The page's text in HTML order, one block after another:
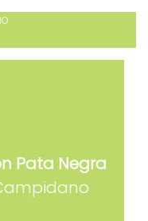
Pata Negra